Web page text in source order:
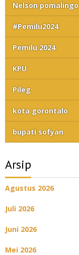
Nelson pomalingo
#Pemilu2024
Pemilu 2024
KPU
Pileg
kota gorontalo
bupati sofyan
Arsip
Agustus 2026
Juli 2026
Juni 2026
Mei 2026